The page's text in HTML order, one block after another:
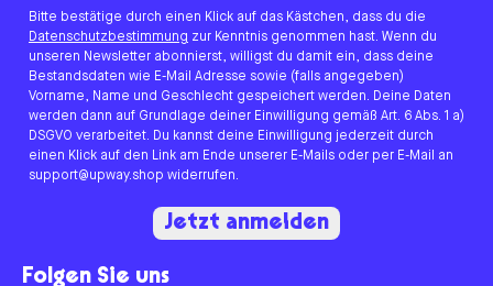
Bitte bestätige durch einen Klick auf das Kästchen, dass du die
Datenschutzbestimmung zur Kenntnis genommen hast. Wenn du
unseren Newsletter abonnierst, willigst du damit ein, dass deine
Bestandsdaten wie E-Mail Adresse sowie (falls angegeben)
Vorname, Name und Geschlecht gespeichert werden. Deine Daten
werden dann auf Grundlage deiner Einwilligung gemäß Art. 6 Abs. 1 a)
DSGVO verarbeitet. Du kannst deine Einwilligung jederzeit durch
einen Klick auf den Link am Ende unserer E-Mails oder per E-Mail an
support@upway.shop widerrufen.
Jetzt anmelden
Folgen Sie uns